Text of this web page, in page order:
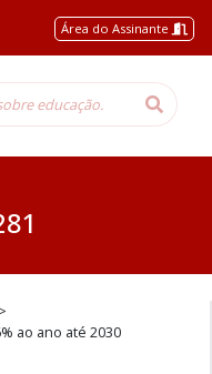
Área do Assinante
>
ao ano até 2030